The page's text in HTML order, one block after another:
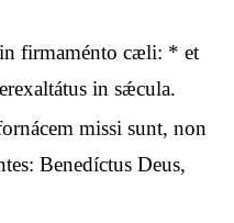
firmaménto cæli: * et
in sǽcula.
missi sunt, non
Benedíctus Deus,